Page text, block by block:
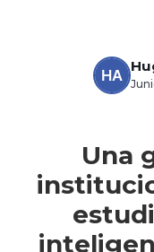
Una